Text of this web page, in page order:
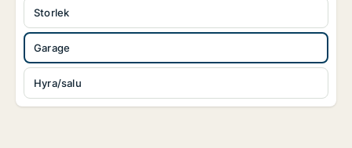
Garage
Hyra/salu
Storlek